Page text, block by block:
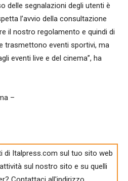
delle segnalazioni degli utenti è
l’avvio della consultazione
il nostro regolamento e quindi di
trasmettono eventi sportivi, ma
eventi live e del cinema”, ha
–
di Italpress.com sul tuo sito web
sul nostro sito e su quelli